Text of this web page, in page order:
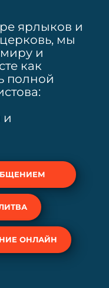
ярлыков и
мы
и
как
полной
и
ОНЛАЙН